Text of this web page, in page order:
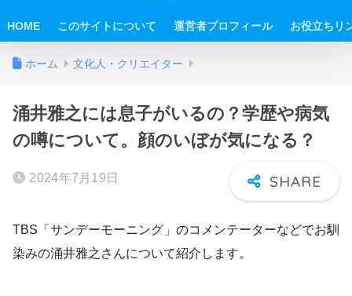
HOME このサイトについて 運営者プロフィール お役立ちリ
ホーム 文化人・クリエイター
涌井雅之には息子がいるの？学歴や病気
の噂について。顔のいぼが気になる？
2024年7月19日
TBS「サンデーモーニング」のコメンテーターなどでお馴
染みの涌井雅之さんについて紹介します。